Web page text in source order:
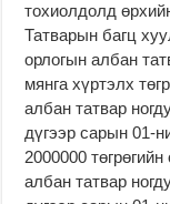
тохиолдолд
Татварын багц
орлогын албан
мянга хүртэлх
албан татвар
дүгээр сарын 01-
2000000
албан татвар